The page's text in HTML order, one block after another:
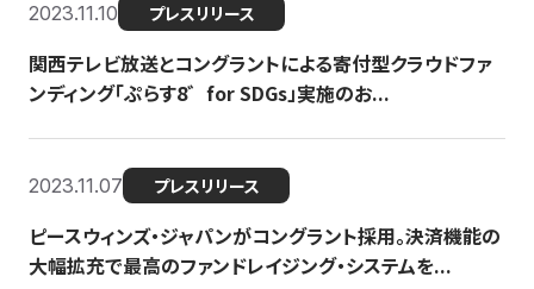
2023.11.10 プレスリリース
関西テレビ放送とコングラントによる寄付型クラウドファ
ンディング「ぷらす8゛for SDGs」実施のお...
2023.11.07 プレスリリース
ピースウィンズ・ジャパンがコングラント採用。決済機能の
大幅拡充で最高のファンドレイジング・システムを...